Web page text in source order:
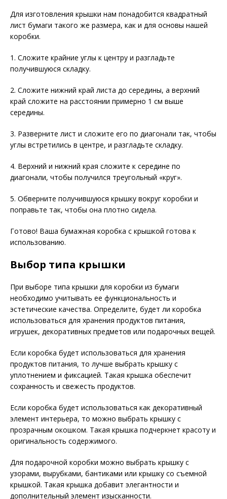
Для изготовления крышки нам понадобится квадратный
лист бумаги такого же размера, как и для основы нашей
коробки.
1. Сложите крайние углы к центру и разгладьте
получившуюся складку.
2. Сложите нижний край листа до середины, а верхний
край сложите на расстоянии примерно 1 см выше
середины.
3. Разверните лист и сложите его по диагонали так, чтобы
углы встретились в центре, и разгладьте складку.
4. Верхний и нижний края сложите к середине по
диагонали, чтобы получился треугольный «круг».
5. Обверните получившуюся крышку вокруг коробки и
поправьте так, чтобы она плотно сидела.
Готово! Ваша бумажная коробка с крышкой готова к
использованию.
Выбор типа крышки
При выборе типа крышки для коробки из бумаги
необходимо учитывать ее функциональность и
эстетические качества. Определите, будет ли коробка
использоваться для хранения продуктов питания,
игрушек, декоративных предметов или подарочных вещей.
Если коробка будет использоваться для хранения
продуктов питания, то лучше выбрать крышку с
уплотнением и фиксацией. Такая крышка обеспечит
сохранность и свежесть продуктов.
Если коробка будет использоваться как декоративный
элемент интерьера, то можно выбрать крышку с
прозрачным окошком. Такая крышка подчеркнет красоту и
оригинальность содержимого.
Для подарочной коробки можно выбрать крышку с
узорами, вырубками, бантиками или крышку со съемной
крышкой. Такая крышка добавит элегантности и
дополнительный элемент изысканности.